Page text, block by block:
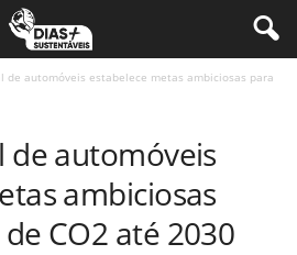
de automóveis estabelece metas ambiciosas para
de automóveis
ambiciosas
CO2 até 2030